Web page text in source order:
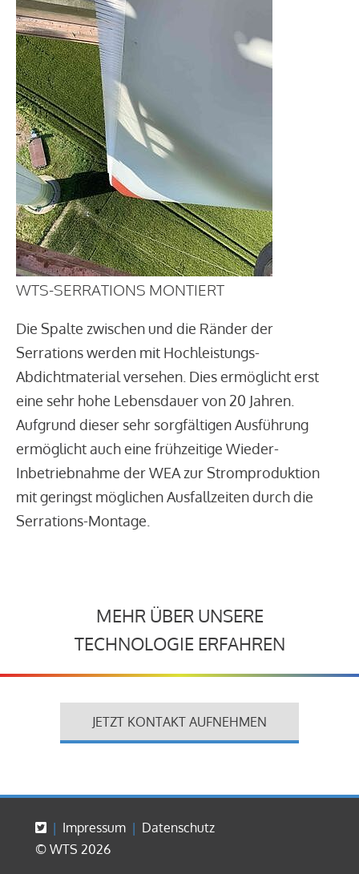
WTS-SERRATIONS MONTIERT
Die Spalte zwischen und die Ränder der
Serrations werden mit Hochleistungs-
Abdichtmaterial versehen. Dies ermöglicht erst
eine sehr hohe Lebensdauer von 20 Jahren.
Aufgrund dieser sehr sorgfältigen Ausführung
ermöglicht auch eine frühzeitige Wieder-
Inbetriebnahme der WEA zur Stromproduktion
mit geringst möglichen Ausfallzeiten durch die
Serrations-Montage.
MEHR ÜBER UNSERE
TECHNOLOGIE ERFAHREN
JETZT KONTAKT AUFNEHMEN
Impressum
Datenschutz
© WTS 2026